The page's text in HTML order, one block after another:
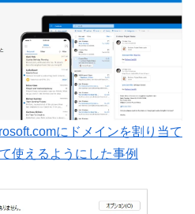
にドメインを割り当て
使えるようにした事例